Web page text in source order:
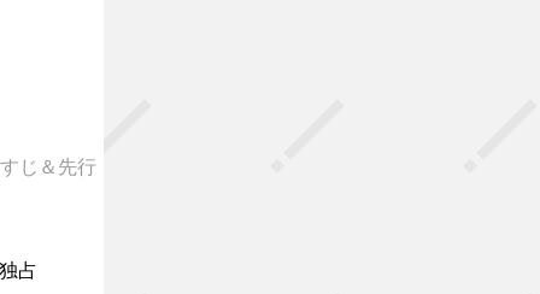
じ＆先行
占